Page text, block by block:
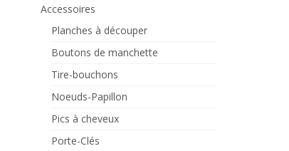
Accessoires
Planches à découper
Boutons de manchette
Tire-bouchons
Noeuds-Papillon
Pics à cheveux
Porte-Clés